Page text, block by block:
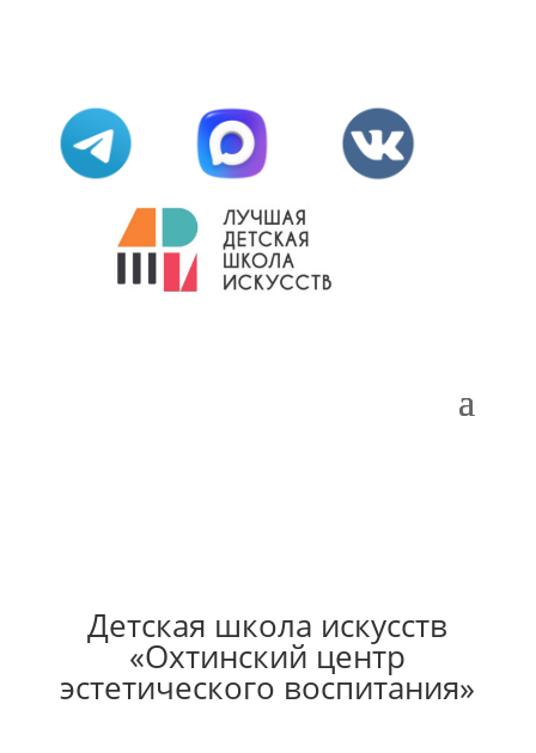
Детская школа искусств
«Охтинский центр
эстетического воспитания»